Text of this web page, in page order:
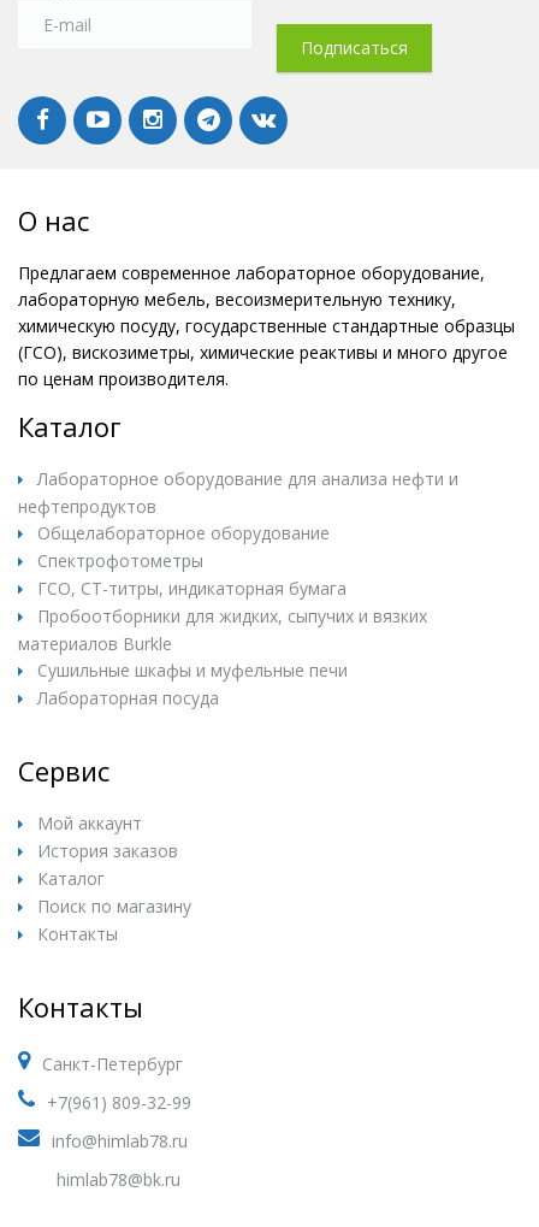
О нас
Предлагаем современное лабораторное оборудование,
лабораторную мебель, весоизмерительную технику,
химическую посуду, государственные стандартные образцы
(ГСО), вискозиметры, химические реактивы и много другое
по ценам производителя.
Каталог
Лабораторное оборудование для анализа нефти и
нефтепродуктов
Общелабораторное оборудование
Спектрофотометры
ГСО, СТ-титры, индикаторная бумага
Пробоотборники для жидких, сыпучих и вязких
материалов Burkle
Сушильные шкафы и муфельные печи
Лабораторная посуда
Сервис
Мой аккаунт
История заказов
Каталог
Поиск по магазину
Контакты
Контакты
Санкт-Петербург
+7(961) 809-32-99
info@himlab78.ru
himlab78@bk.ru